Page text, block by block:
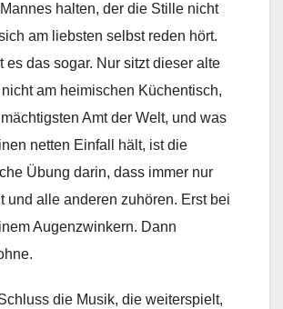
halten, der die Stille nicht
am liebsten selbst reden hört.
es das sogar. Nur sitzt dieser alte
am heimischen Küchentisch,
Amt der Welt, und was
netten Einfall hält, ist die
Übung darin, dass immer nur
und alle anderen zuhören. Erst bei
Augenzwinkern. Dann
die Musik, die weiterspielt,